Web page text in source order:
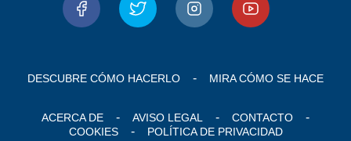
DESCUBRE CÓMO HACERLO MIRA CÓMO SE HACE
ACERCA DE AVISO LEGAL
CONTACTO
COOKIES
POLÍTICA DE PRIVACIDAD